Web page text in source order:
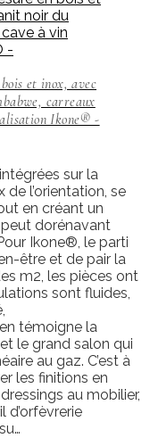
et inox, avec
carreaux
Ikone® -
sur la
l’orientation, se
en créant un
peut dorénavant
Ikone®, le parti
être et de pair la
m2, les pièces ont
sont fluides,
témoigne la
le grand salon qui
au gaz. C’est à
les finitions en
au mobilier,
d’orfèvrerie